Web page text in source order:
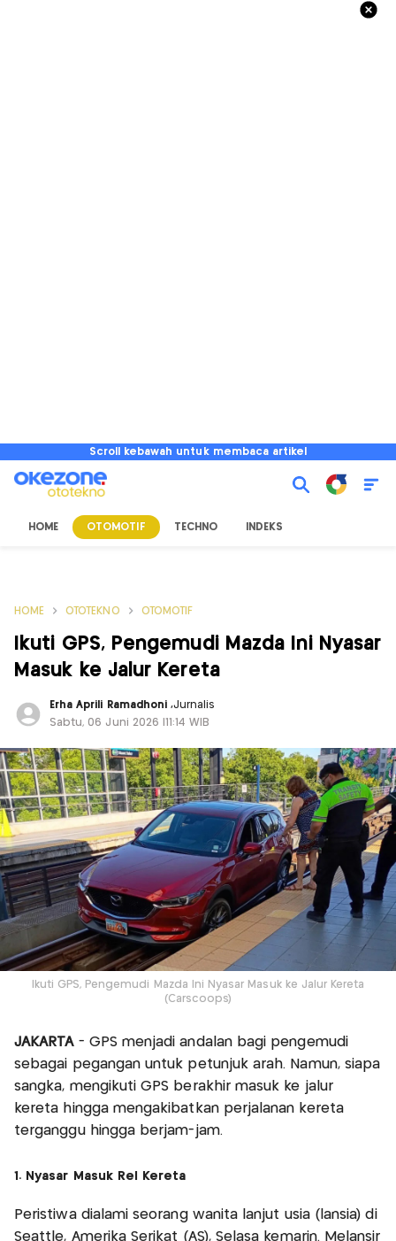
Scroll kebawah untuk membaca artikel
HOME OTOMOTIF TECHNO INDEKS
HOME OTOTEKNO OTOMOTIF
Ikuti GPS, Pengemudi Mazda Ini Nyasar
Masuk ke Jalur Kereta
Erha Aprili Ramadhoni,Jurnalis
Sabtu, 06 Juni 2026 |11:14 WIB
Ikuti GPS, Pengemudi Mazda Ini Nyasar Masuk ke Jalur Kereta
(Carscoops)
JAKARTA- GPS menjadi andalan bagi pengemudi
sebagai pegangan untuk petunjuk arah. Namun, siapa
sangka, mengikuti GPS berakhir masuk ke jalur
kereta hingga mengakibatkan perjalanan kereta
terganggu hingga berjam-jam.
1. Nyasar Masuk Rel Kereta
Peristiwa dialami seorang wanita lanjut usia (lansia) di
Seattle, Amerika Serikat (AS), Selasa kemarin. Melansir